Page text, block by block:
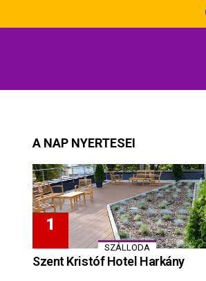
A NAP NYERTESEI
SZÁLLODA
Szent Kristóf Hotel Harkány